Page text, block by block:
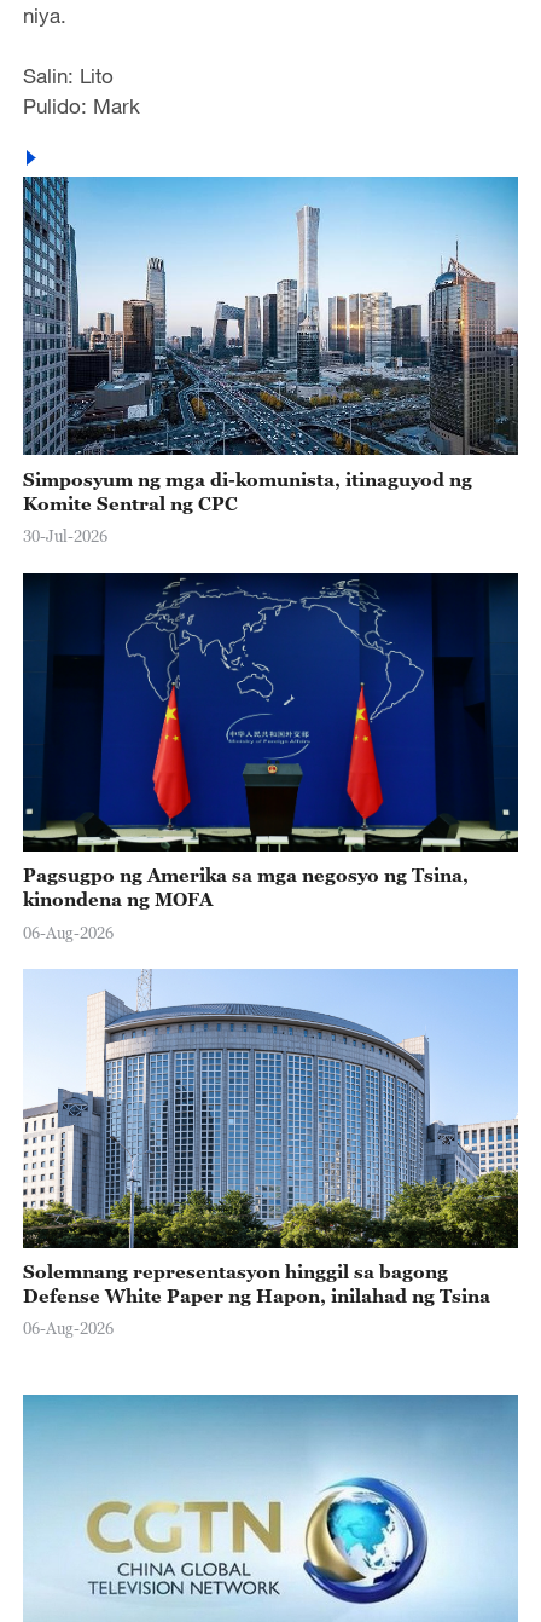
niya.
Salin: Lito
Pulido: Mark
Simposyum ng mga di-komunista, itinaguyod ng
Komite Sentral ng CPC
30-Jul-2026
Pagsugpo ng Amerika sa mga negosyo ng Tsina,
kinondena ng MOFA
06-Aug-2026
Solemnang representasyon hinggil sa bagong
Defense White Paper ng Hapon, inilahad ng Tsina
06-Aug-2026